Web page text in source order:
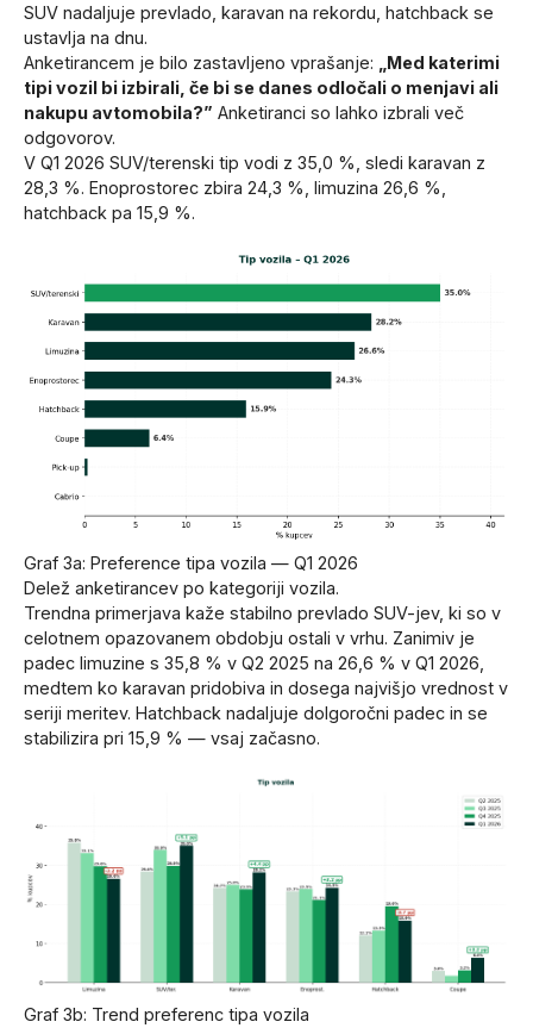
SUV nadaljuje prevlado, karavan na rekordu, hatchback se
ustavlja na dnu.
Anketirancem je bilo zastavljeno vprašanje:
„Med katerimi
tipi vozil bi izbirali, če bi se danes odločali o menjavi ali
nakupu avtomobila?” Anketiranci so lahko izbrali več
odgovorov.
V Q1 2026 SUV/terenski tip vodi z 35,0 %, sledi karavan z
28,3 %. Enoprostorec zbira 24,3 %, limuzina 26,6 %,
hatchback pa 15,9 %.
Graf 3a: Preference tipa vozila — Q1 2026
Delež anketirancev po kategoriji vozila.
Trendna primerjava kaže stabilno prevlado SUV-jev, ki so v
celotnem opazovanem obdobju ostali v vrhu. Zanimiv je
padec limuzine s 35,8 % v Q2 2025 na 26,6 % v Q1 2026,
medtem ko karavan pridobiva in dosega najvišjo vrednost v
seriji meritev. Hatchback nadaljuje dolgoročni padec in se
stabilizira pri 15,9 % — vsaj začasno.
Graf 3b: Trend preferenc tipa vozila